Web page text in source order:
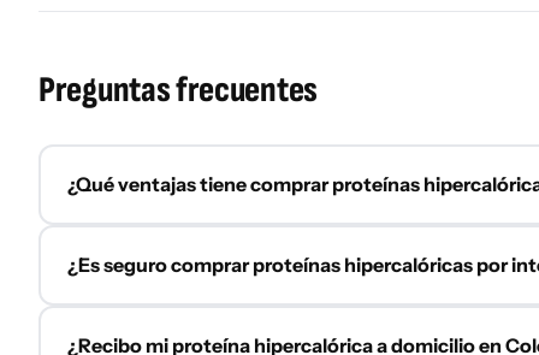
Preguntas frecuentes
¿Qué ventajas tiene comprar proteínas
tienda física. Puedes comparar marcas y
proceso de compra seguro y sencillo.
¿Es seguro comprar proteínas hipercalóricas por
Utilizamos métodos de pago confiables y ofrecemos una
¿Recibo mi proteína hipercalórica a domicilio en